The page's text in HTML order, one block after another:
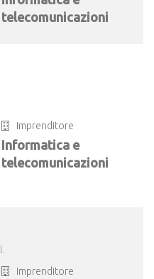
telecomunicazioni
Imprenditore
Informatica e
telecomunicazioni
Imprenditore